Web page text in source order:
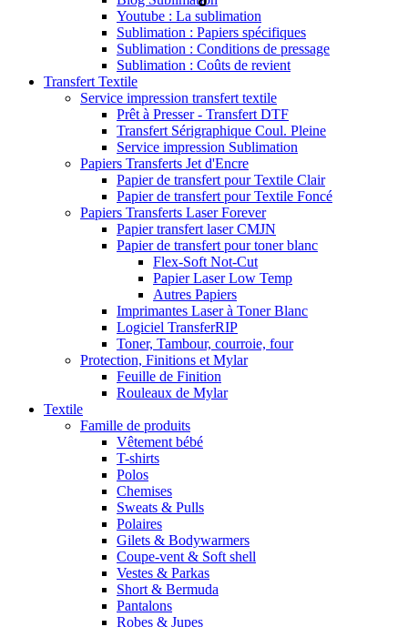
Youtube : La sublimation
Sublimation : Papiers spécifiques
Sublimation : Conditions de pressage
Sublimation : Coûts de revient
Transfert Textile
Service impression transfert textile
Prêt à Presser - Transfert DTF
Transfert Sérigraphique Coul. Pleine
Service impression Sublimation
Papiers Transferts Jet d'Encre
Papier de transfert pour Textile Clair
Papier de transfert pour Textile Foncé
Papiers Transferts Laser Forever
Papier transfert laser CMJN
Papier de transfert pour toner blanc
Flex-Soft Not-Cut
Papier Laser Low Temp
Autres Papiers
Imprimantes Laser à Toner Blanc
Logiciel TransferRIP
Toner, Tambour, courroie, four
Protection, Finitions et Mylar
Feuille de Finition
Rouleaux de Mylar
Textile
Famille de produits
Vêtement bébé
T-shirts
Polos
Chemises
Sweats & Pulls
Polaires
Gilets & Bodywarmers
Coupe-vent & Soft shell
Vestes & Parkas
Short & Bermuda
Pantalons
Robes & Jupes